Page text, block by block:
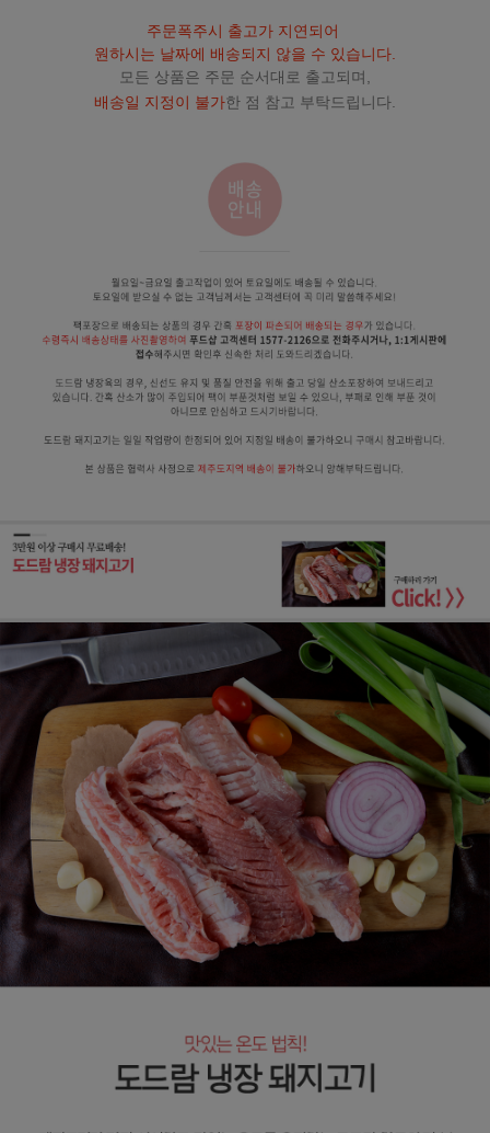
주문폭주시 출고가 지연되어
원하시는 날짜에 배송되지 않을 수 있습니다.
모든 상품은 주문 순서대로 출고되며,
배송일 지정이 불가한 점 참고 부탁드립니다.